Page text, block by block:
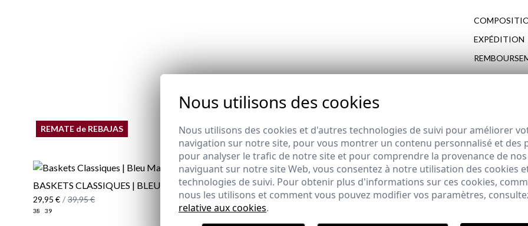
EXPÉDITION
COMPLÉTEZ VOTRE LOOK
REMATE de REBAJAS
BASKETS CLASSIQUES | BLEU MARINE
29,95 € / 39,95 €
38 39
REMATE de REBAJAS
VESTE COURTE EN SERGÉ | BLEU
MARINE
23,95 € / 59,95 €
XS S M L XL 2XL
Nous utilisons des cookies
Nous utilisons des cookies et d'autres technologies de suivi pour améliorer
navigation sur notre site, pour vous montrer un contenu personnalisé et des
pour analyser le trafic de notre site et pour comprendre la provenance de nos
naviguant sur notre site Web, vous consentez à notre utilisation des cookies
technologies de suivi. Pour obtenir plus d'informations sur ces cookies,
nous les utilisons et comment vous pouvez modifier vos paramètres,
relative aux cookies.